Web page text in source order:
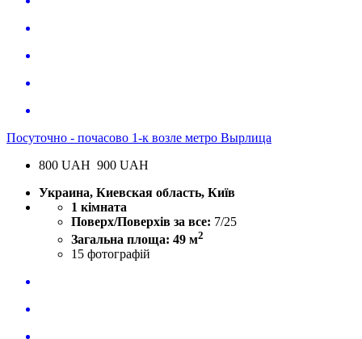
Посуточно - почасово 1-к возле метро Вырлица
800 UAH 900 UAH
Украина, Киевская область, Київ
1 кімната
Поверх/Поверхів за все: 7/25
Загальна площа: 49 м2
15 фотографій